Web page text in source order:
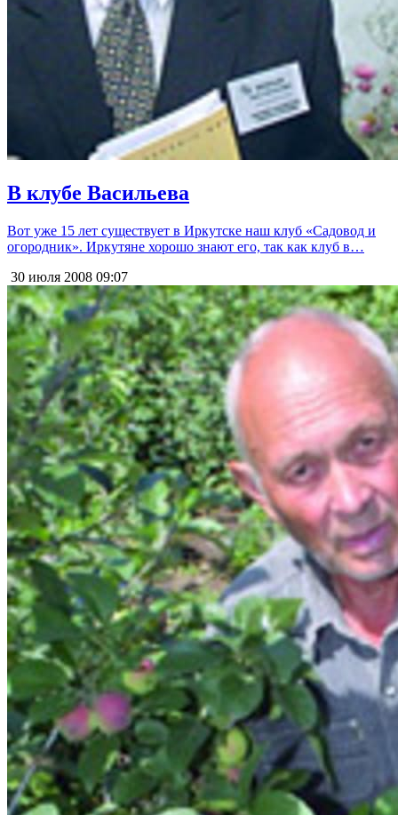
В клубе Васильева
Вот уже 15 лет существует в Иркутске наш клуб «Садовод и
огородник». Иркутяне хорошо знают его, так как клуб в…
30 июля 2008 09:07